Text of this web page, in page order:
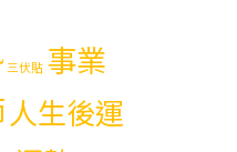
三伏貼 事業
人生後運